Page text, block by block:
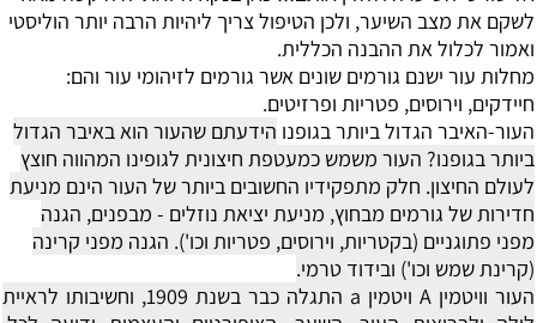
לשקם את מצב השיער, ולכן הטיפול צריך ליהיות הרבה יותר הוליסטי
ואמור לכלול את ההבנה הכללית.
מחלות עור ישנם גורמים שונים אשר גורמים לזיהומי עור והם:
חיידקים, וירוסים, פטריות ופרזיטים.
העור-האיבר הגדול ביותר בגופנו הידעתם שהעור הוא באיבר הגדול
ביותר בגופנו? העור משמש כמעטפת חיצונית לגופינו המהווה חוצץ
לעולם החיצון. חלק מתפקידיו החשובים ביותר של העור הינם מניעת
חדירות של גורמים מבחוץ, מניעת יציאת נוזלים - מבפנים, הגנה
מפני פתוגניים (בקטריות, וירוסים, פטריות וכו'). הגנה מפני קרינה
(קרינת שמש וכו') ובידוד טרמי.
העור וויטמין A
ויטמין a התגלה כבר בשנת 1909, וחשיבותו לראיית